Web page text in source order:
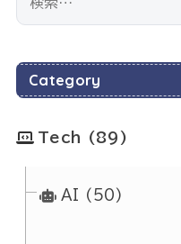
Category
Tech (89)
AI (50)